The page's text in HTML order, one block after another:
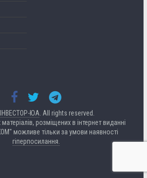
ІНВЕСТОР-ЮА . All rights reserved.
розміщених в інтернет виданні
можливе тільки за умови наявності
гіперпосилання.